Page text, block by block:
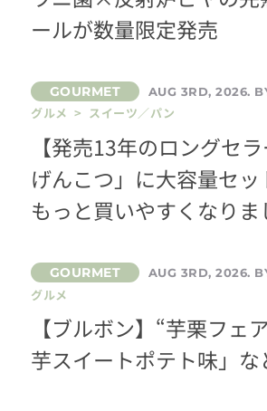
ールが数量限定発売
AUG 3RD, 2026.
グルメ > スイーツ／パン
【発売13年のロングセ
げんこつ」に大容量セ
もっと買いやすくなり
AUG 3RD, 2026.
グルメ
【ブルボン】“芋栗フェ
芋スイートポテト味」